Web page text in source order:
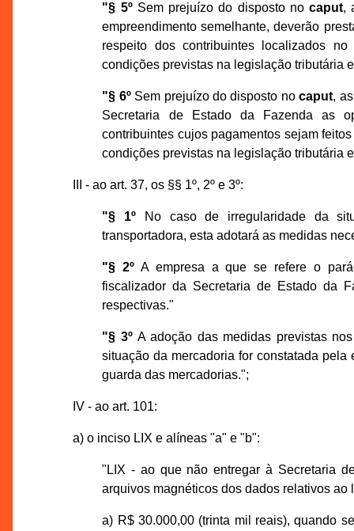
"§ 5ºSem prejuízo do disposto no caput,
empreendimento semelhante, deverão
respeito dos contribuintes localizados
condições previstas na legislação tributária
"§ 6ºSem prejuízo do disposto nocaput,
Secretaria de Estado da Fazenda as
contribuintes cujos pagamentos sejam
condições previstas na legislação tributária
III - ao art. 37, os §§ 1º, 2º e 3º:
"§ 1º No caso de irregularidade da
transportadora, esta adotará as medidas
"§ 2º A empresa a que se refere o
fiscalizador da Secretaria de Estado da
respectivas."
"§ 3ºA adoção das medidas previstas
situação da mercadoria for constatada
guarda das mercadorias.";
IV - ao art. 101:
a) o inciso LIX e alíneas "a" e "b":
"LIX - ao que não entregar à Secretaria
arquivos magnéticos dos dados relativos
a) R$ 30.000,00 (trinta mil reais), quando